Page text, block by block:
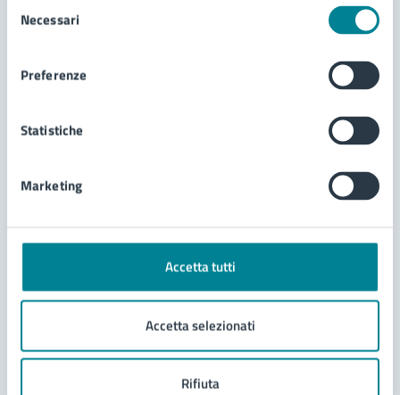
delNecessari
Preferenze
Statistiche
Marketing
Accetta tutti
Accetta selezionati
Rifiuta
sportivo comunale
Richiesta di patrocinio
Modello unico manifestazioni